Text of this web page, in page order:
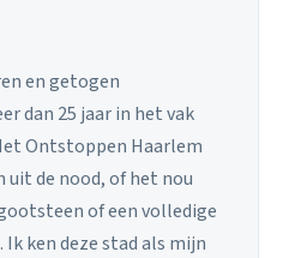
en getogen
dan 25 jaar in het vak
Ontstoppen Haarlem
uit de nood, of het nou
of een volledige
ken deze stad als mijn